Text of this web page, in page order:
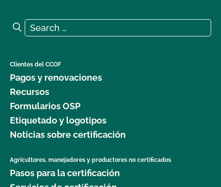
Search for:
Search
Clientes del CCOF
Pagos y renovaciones
Recursos
Formularios OSP
Etiquetado y logotipos
Noticias sobre certificación
Agricultores, manejadores y productores no certificados
Pasos para la certificación